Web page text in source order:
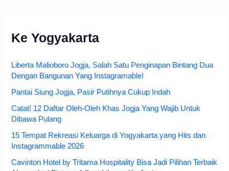
Ke Yogyakarta
Liberta Malioboro Jogja, Salah Satu Penginapan Bintang Dua
Dengan Bangunan Yang Instagramable!
Pantai Siung Jogja, Pasir Putihnya Cukup Indah
Catat! 12 Daftar Oleh-Oleh Khas Jogja Yang Wajib Untuk
Dibawa Pulang
15 Tempat Rekreasi Keluarga di Yogyakarta yang Hits dan
Instagrammable 2026
Cavinton Hotel by Tritama Hospitality Bisa Jadi Pilihan Terbaik